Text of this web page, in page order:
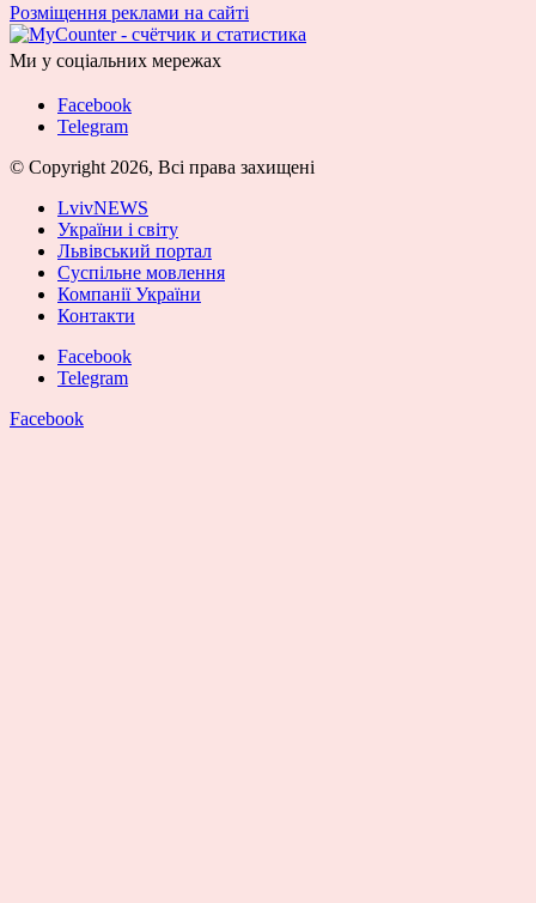
Розміщення реклами на сайті
Ми у соціальних мережах
Facebook
Telegram
© Copyright 2026, Всі права захищені
LvivNEWS
України і світу
Львівський портал
Суспільне мовлення
Компанії України
Контакти
Facebook
Telegram
Facebook